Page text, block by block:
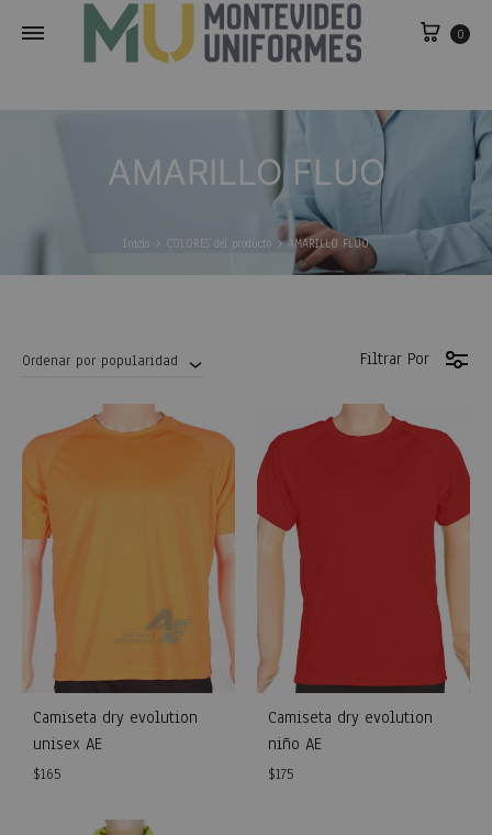
0
AMARILLO FLUO
Inicio COLORES del producto AMARILLO FLUO
Ordenar por popularidad Filtrar Por
Camiseta dry evolution
unisex AE
$165
Camiseta dry evolution
niño AE
$175